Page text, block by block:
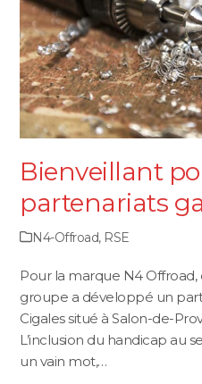
Bienveillant
partenariats
N4-Offroad, RSE
Pour la marque N4 Offroad,
groupe a développé un
Cigales situé à Salon-de-
L’inclusion du handicap au
un vain mot,…